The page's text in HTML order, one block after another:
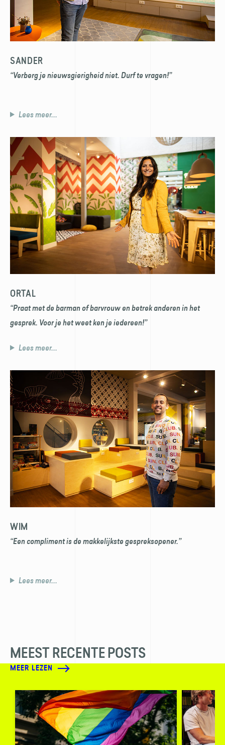
SANDER
“Verberg je nieuwsgierigheid niet. Durf te vragen!”
Lees meer...
ORTAL
“Praat met de barman of barvrouw en betrek anderen in het
gesprek. Voor je het weet ken je iedereen!”
Lees meer...
WIM
“Een compliment is de makkelijkste gespreksopener.”
Lees meer...
MEEST RECENTE POSTS
MEER LEZEN